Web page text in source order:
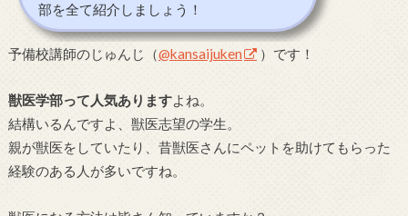
部を全て紹介しましょう！
予備校講師のじゅんじ（@kansaijuken ）です！
獣医学部って人気ありますよね。
結構いるんですよ、獣医志望の学生。
親が獣医をしていたり、昔獣医さんにペットを助けてもらった
経験のある人が多いですね。